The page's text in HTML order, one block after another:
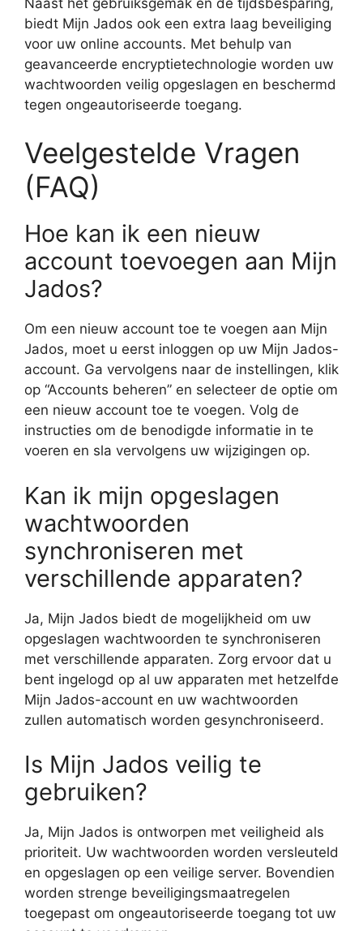
biedt Mijn Jados ook een extra laag beveiliging
voor uw online accounts. Met behulp van
geavanceerde encryptietechnologie worden uw
wachtwoorden veilig opgeslagen en beschermd
tegen ongeautoriseerde toegang.
Veelgestelde Vragen
(FAQ)
Hoe kan ik een nieuw
account toevoegen aan Mijn
Jados?
Om een nieuw account toe te voegen aan Mijn
Jados, moet u eerst inloggen op uw Mijn Jados-
account. Ga vervolgens naar de instellingen, klik
op “Accounts beheren” en selecteer de optie om
een nieuw account toe te voegen. Volg de
instructies om de benodigde informatie in te
voeren en sla vervolgens uw wijzigingen op.
Kan ik mijn opgeslagen
wachtwoorden
synchroniseren met
verschillende apparaten?
Ja, Mijn Jados biedt de mogelijkheid om uw
opgeslagen wachtwoorden te synchroniseren
met verschillende apparaten. Zorg ervoor dat u
bent ingelogd op al uw apparaten met hetzelfde
Mijn Jados-account en uw wachtwoorden
zullen automatisch worden gesynchroniseerd.
Is Mijn Jados veilig te
gebruiken?
Ja, Mijn Jados is ontworpen met veiligheid als
prioriteit. Uw wachtwoorden worden versleuteld
en opgeslagen op een veilige server. Bovendien
worden strenge beveiligingsmaatregelen
toegepast om ongeautoriseerde toegang tot uw